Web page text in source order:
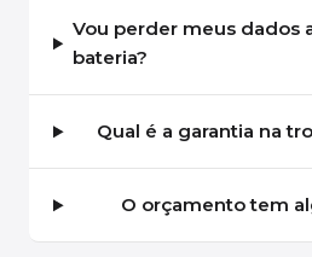
Vou perder meus dados
bateria?
Qual é a garantia na
O orçamento tem